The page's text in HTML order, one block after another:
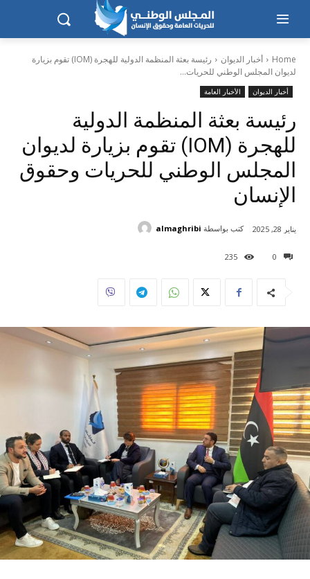
Home أخبار الديوان
رئيسة بعثة المنظمة الدولية للهجرة (IOM) تقوم بزيارة
لديوان المجلس الوطني للحريات...
أخبار الديوان الأخبار العامة
رئيسة بعثة المنظمة الدولية
للهجرة (IOM) تقوم بزيارة لديوان
المجلس الوطني للحريات وحقوق
الإنسان
0
235
يناير 28, 2025 كتب بواسطة almaghribi